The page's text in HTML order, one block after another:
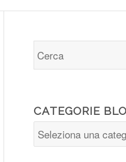
CATEGORIE